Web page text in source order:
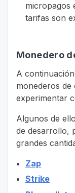
micropagos
tarifas son
Monedero
A
monederos de
experimentar
Algunos de
de desarrollo,
grandes
Zap
Strike